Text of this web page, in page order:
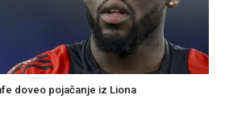
doveo pojačanje iz Liona